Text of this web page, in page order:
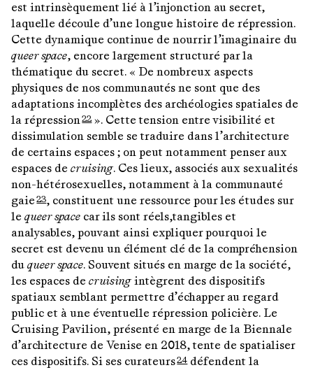
est intrinsèquement lié à l’injonction au secret,
laquelle découle d’une longue histoire de répression.
Cette dynamique continue de nourrir l’imaginaire du
queer space, encore largement structuré par la
thématique du secret. « De nombreux aspects
physiques de nos communautés ne sont que des
adaptations incomplètes des archéologies spatiales de
la répression22». Cette tension entre visibilité et
dissimulation semble se traduire dans l’architecture
de certains espaces ; on peut notamment penser aux
espaces de cruising. Ces lieux, associés aux sexualités
non-hétérosexuelles, notamment à la communauté
gaie23, constituent une ressource pour les études sur
le queer space car ils sont réels,tangibles et
analysables, pouvant ainsi expliquer pourquoi le
secret est devenu un élément clé de la compréhension
du queer space. Souvent situés en marge de la société,
les espaces de cruisingintègrent des dispositifs
spatiaux semblant permettre d’échapper au regard
public et à une éventuelle répression policière. Le
Cruising Pavilion, présenté en marge de la Biennale
d’architecture de Venise en 2018, tente de spatialiser
ces dispositifs. Si ses curateurs24défendent la